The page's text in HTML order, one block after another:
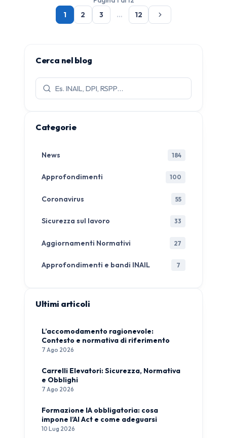
1
2 3 … 12
Cerca nel blog
Cerca
articoli:
Categorie
News 184
Approfondimenti 100
Coronavirus 55
Sicurezza sul lavoro 33
Aggiornamenti Normativi 27
Approfondimenti e bandi INAIL 7
Ultimi articoli
L’accomodamento ragionevole:
Contesto e normativa di riferimento
7 Ago 2026
Carrelli Elevatori: Sicurezza, Normativa
e Obblighi
7 Ago 2026
Formazione IA obbligatoria: cosa
impone l’AI Act e come adeguarsi
10 Lug 2026